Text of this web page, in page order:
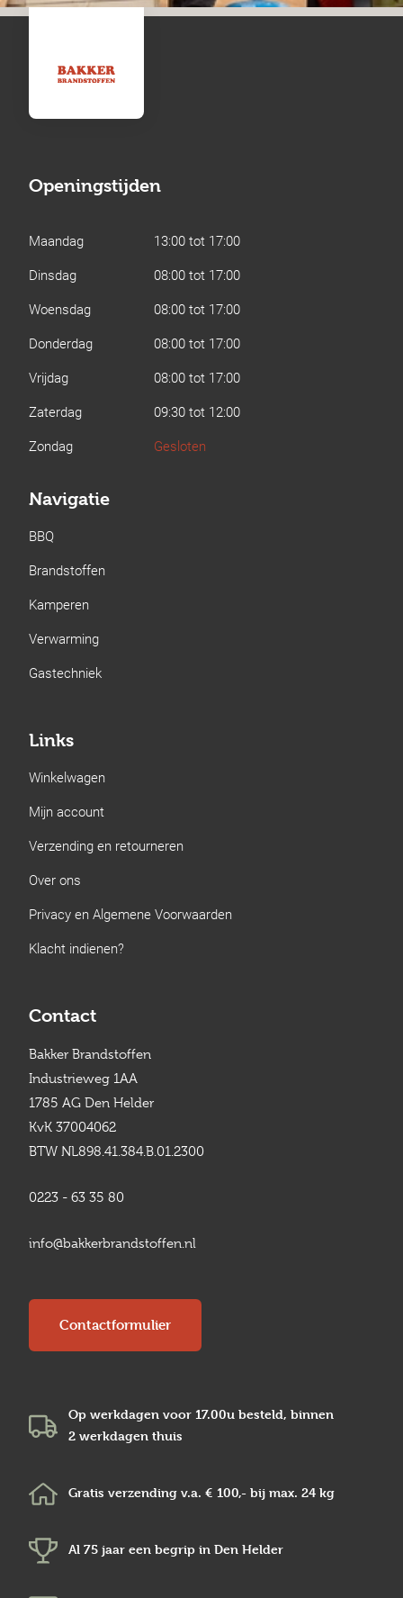
Openingstijden
Maandag
13:00 tot 17:00
Dinsdag
08:00 tot 17:00
Woensdag
08:00 tot 17:00
Donderdag
08:00 tot 17:00
Vrijdag
08:00 tot 17:00
Zaterdag
09:30 tot 12:00
Zondag
Gesloten
Navigatie
BBQ
Brandstoffen
Kamperen
Verwarming
Gastechniek
Links
Winkelwagen
Mijn account
Verzending en retourneren
Over ons
Privacy en Algemene Voorwaarden
Klacht indienen?
Contact
Bakker Brandstoffen
Industrieweg 1AA
1785 AG Den Helder
KvK 37004062
BTW NL898.41.384.B.01.2300
0223 - 63 35 80
info@bakkerbrandstoffen.nl
Contactformulier
Op werkdagen voor 17.00u besteld, binnen
2 werkdagen thuis
Gratis verzending v.a. € 100,- bij max. 24 kg
Al 75 jaar een begrip in Den Helder